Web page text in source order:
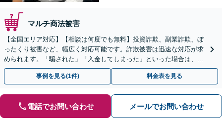
マルチ商法被害
【全国エリア対応】【相談は何度でも無料】投資詐欺、副業詐欺、ぼ
ったくり被害など、幅広く対応可能です。詐欺被害は迅速な対応が求
められます。「騙された」「入金してしまった」といった場合は、お
早めにご相談ください。【電話・メール・WEB相談可】
事例を見る(1件) 料金表を見る
電話でお問い合わせ メールでお問い合わせ